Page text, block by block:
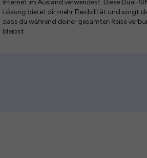
Internet im Ausland verwendest. Diese Dual-
Lösung bietet dir mehr Flexibilität und sorgt
dass du während deiner gesamten Reise
bleibst.